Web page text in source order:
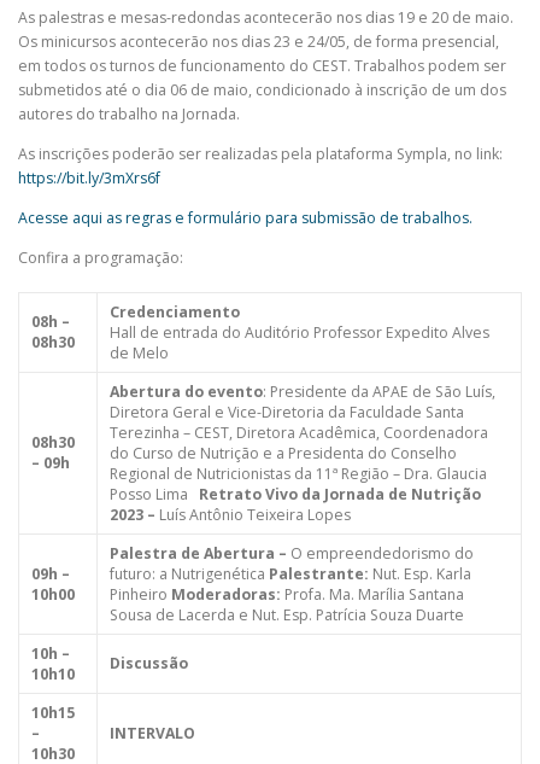
As palestras e mesas-redondas acontecerão nos dias 19 e 20 de maio.
Os minicursos acontecerão nos dias 23 e 24/05, de forma presencial,
em todos os turnos de funcionamento do CEST. Trabalhos podem ser
submetidos até o dia 06 de maio, condicionado à inscrição de um dos
autores do trabalho na Jornada.
As inscrições poderão ser realizadas pela plataforma Sympla, no link:
https://bit.ly/3mXrs6f
Acesse aqui as regras e formulário para submissão de trabalhos.
Confira a programação:
08h –
08h30
Credenciamento
Hall de entrada do Auditório Professor Expedito Alves
de Melo
08h30
– 09h
Abertura do evento: Presidente da APAE de São Luís,
Diretora Geral e Vice-Diretoria da Faculdade Santa
Terezinha – CEST, Diretora Acadêmica, Coordenadora
do Curso de Nutrição e a Presidenta do Conselho
Regional de Nutricionistas da 11ª Região – Dra. Glaucia
Posso Lima Retrato Vivo da Jornada de Nutrição
2023 – Luís Antônio Teixeira Lopes
09h –
10h00
Palestra de Abertura – O empreendedorismo do
futuro: a Nutrigenética Palestrante: Nut. Esp. Karla
Pinheiro Moderadoras: Profa. Ma. Marília Santana
Sousa de Lacerda e Nut. Esp. Patrícia Souza Duarte
10h –
10h10
Discussão
10h15
–
10h30
INTERVALO